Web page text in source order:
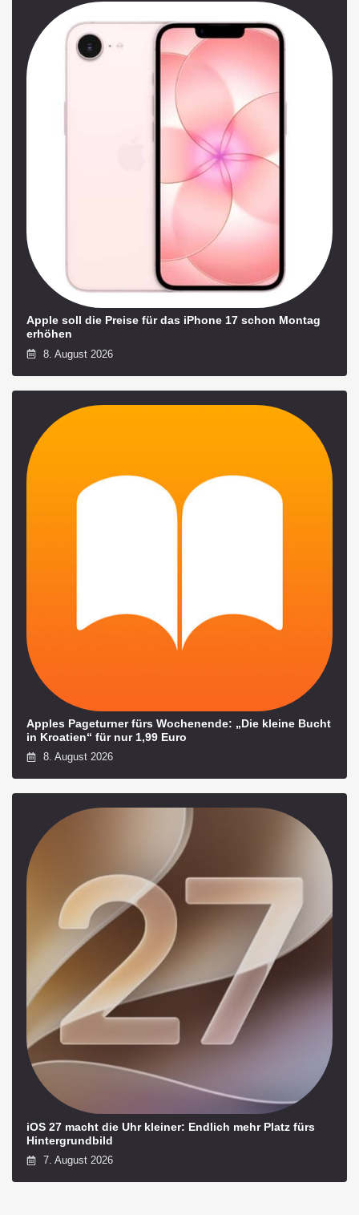
Apple soll die Preise für das iPhone 17 schon Montag
erhöhen
8. August 2026
Apples Pageturner fürs Wochenende: „Die kleine Bucht
in Kroatien“ für nur 1,99 Euro
8. August 2026
iOS 27 macht die Uhr kleiner: Endlich mehr Platz fürs
Hintergrundbild
7. August 2026